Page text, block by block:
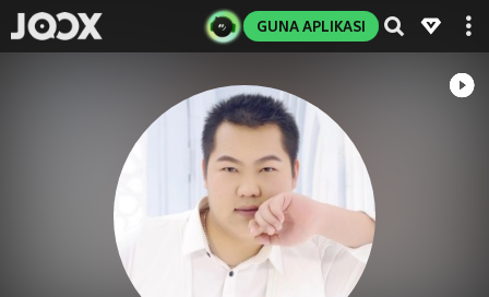
GUNA APLIKASI